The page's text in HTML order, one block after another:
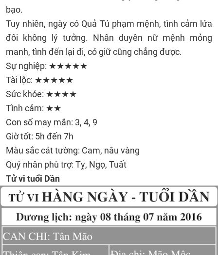
bạo.
Tuy nhiên, ngày có Quả Tú phạm mệnh, tình cảm lứa
đôi không lý tưởng. Nhân duyên nữ mệnh mỏng
manh, tình đến lại đi, có giữ cũng chẳng được.
Sự nghiệp: ★★★★★
Tài lộc: ★★★★★
Sức khỏe: ★★★★
Tình cảm: ★★
Con số may mắn: 3, 4, 9
Giờ tốt: 5h đến 7h
Màu sắc cát tường: Cam, nâu vàng
Quý nhân phù trợ: Tỵ, Ngọ, Tuất
Tử vi tuổi Dần